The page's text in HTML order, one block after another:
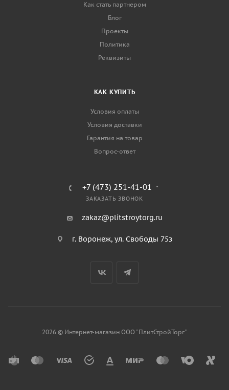
Как стать партнером
Блог
Проекты
Политика
Реквизиты
КАК КУПИТЬ
Условия оплаты
Условия доставки
Гарантия на товар
Вопрос-ответ
+7 (473) 251-41-01
ЗАКАЗАТЬ ЗВОНОК
zakaz@plitstroytorg.ru
г. Воронеж, ул. Свободы 75з
2026 © Интернет-магазин ООО "ПлитСтройТорг"